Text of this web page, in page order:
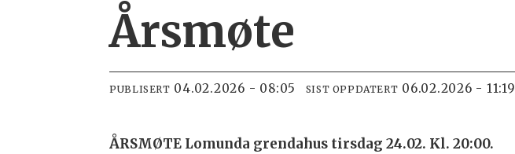
Årsmøte
PUBLISERT 04.02.2026 - 08:05 SIST OPPDATERT 06.02.2026 - 11:19
ÅRSMØTE Lomunda grendahus tirsdag 24.02. Kl. 20:00.